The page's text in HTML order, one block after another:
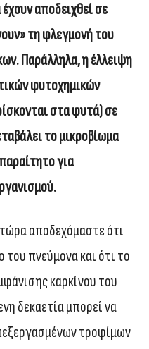
αποδειχθεί σε
τη φλεγμονή του
Παράλληλα, η έλλειψη
φυτοχημικών
στα φυτά) σε
το μικροβίωμα
για
αποδεχόμαστε ότι
του πνεύμονα και ότι το
καρκίνου του
δεκαετία μπορεί να
τροφίμων